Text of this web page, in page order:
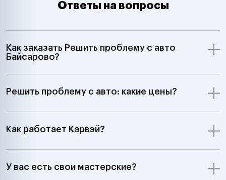
Ответы на вопросы
Как заказать Решить проблему с авто
Байсарово?
Решить проблему с авто: какие цены?
Как работает Карвэй?
У вас есть свои мастерские?